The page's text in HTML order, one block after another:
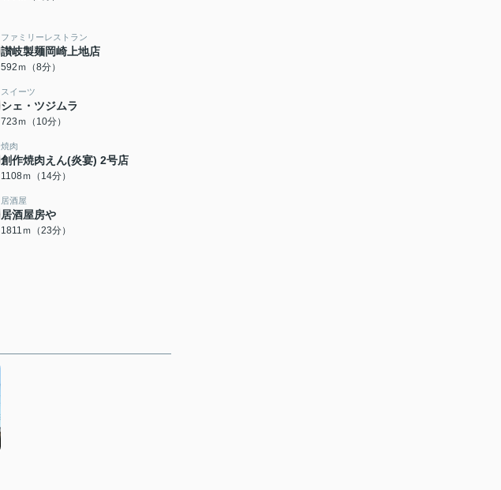
ファミリーレストラン
讃岐製麺岡崎上地店
592ｍ（8分）
スイーツ
シェ・ツジムラ
723ｍ（10分）
焼肉
創作焼肉えん(炎宴) 2号店
1108ｍ（14分）
居酒屋
居酒屋房や
1811ｍ（23分）